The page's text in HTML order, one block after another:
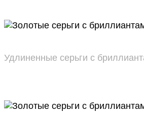
Удлиненные серьги с